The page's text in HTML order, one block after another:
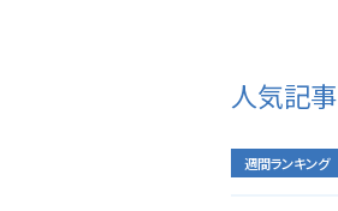
調達ソリューション
社会への取り組み
人気記事
週間ランキング